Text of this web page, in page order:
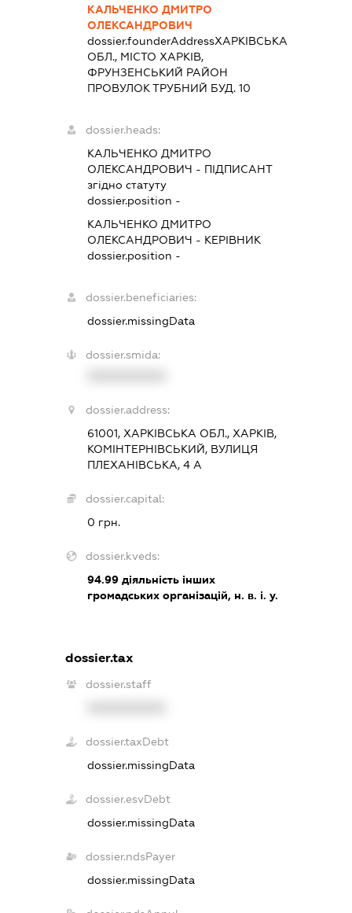
КАЛЬЧЕНКО ДМИТРО
ОЛЕКСАНДРОВИЧ
dossier.founderAddressХАРКІВСЬКА
ОБЛ., МІСТО ХАРКІВ,
ФРУНЗЕНСЬКИЙ РАЙОН
ПРОВУЛОК ТРУБНИЙ БУД. 10
dossier.heads:
КАЛЬЧЕНКО ДМИТРО
ОЛЕКСАНДРОВИЧ - ПІДПИСАНТ
згідно статуту
dossier.position -
КАЛЬЧЕНКО ДМИТРО
ОЛЕКСАНДРОВИЧ - КЕРІВНИК
dossier.position -
dossier.beneficiaries:
dossier.missingData
dossier.smida:
dossier.address:
61001, ХАРКІВСЬКА ОБЛ., ХАРКІВ,
КОМІНТЕРНІВСЬКИЙ, ВУЛИЦЯ
ПЛЕХАНІВСЬКА, 4 А
dossier.capital:
0 грн.
dossier.kveds:
94.99діяльність інших
громадських організацій, н. в. і. у.
dossier.tax
dossier.staff
dossier.taxDebt
dossier.missingData
dossier.esvDebt
dossier.missingData
dossier.ndsPayer
dossier.missingData